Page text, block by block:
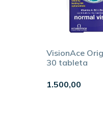
VisionAce
30 tableta
1.500,00